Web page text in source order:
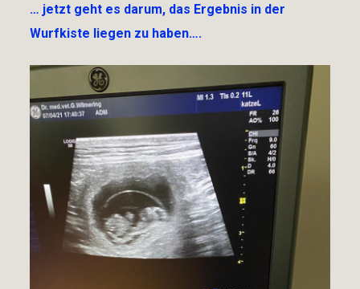
… jetzt geht es darum, das Ergebnis in der
Wurfkiste liegen zu haben….